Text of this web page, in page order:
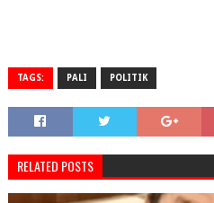
TAGS: PALI POLITIK
RELATED POSTS